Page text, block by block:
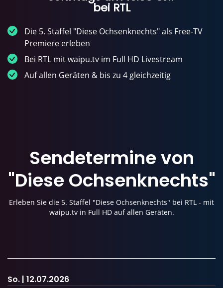
bei RTL
Die 5. Staffel "Diese Ochsenknechts" als Free-TV
Premiere erleben
Bei RTL mit waipu.tv im Full HD Livestream
Auf allen Geräten & bis zu 4 gleichzeitig
Sendetermine von
"Diese Ochsenknechts"
Erleben Sie die 5. Staffel "Diese Ochsenknechts" bei RTL - mit
waipu.tv in Full HD auf allen Geräten.
So. | 12.07.2026